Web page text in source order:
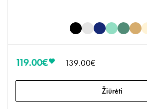
119.00€ 139.00€
Žiūrėti